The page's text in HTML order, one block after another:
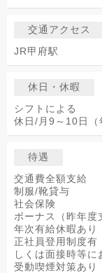
交通アクセス
JR甲府駅
休日・休暇
シフトによる
休日/月9～10日（
待遇
交通費全額支給
制服/靴貸与
社会保険
ボーナス（昨年度
年次有給休暇あり
正社員登用制度有
しくは面接時等に
受動喫煙対策あり